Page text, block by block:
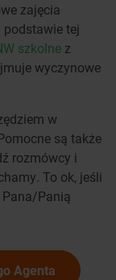
zajęcia
tej
szkolne z
wyczynowe
w
są także
rozmówcy i
To ok, jeśli
Pana/Panią
Agenta